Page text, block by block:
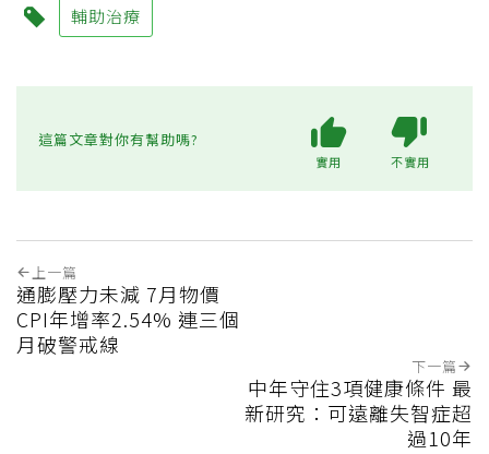
輔助治療
這篇文章對你有幫助嗎?
實用 不實用
上一篇
通膨壓力未減 7月物價
CPI年增率2.54% 連三個
月破警戒線
下一篇
中年守住3項健康條件 最
新研究：可遠離失智症超
過10年